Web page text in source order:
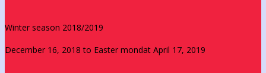
Winter season 2018/2019
December 16, 2018 to Easter mondat April 17, 2019